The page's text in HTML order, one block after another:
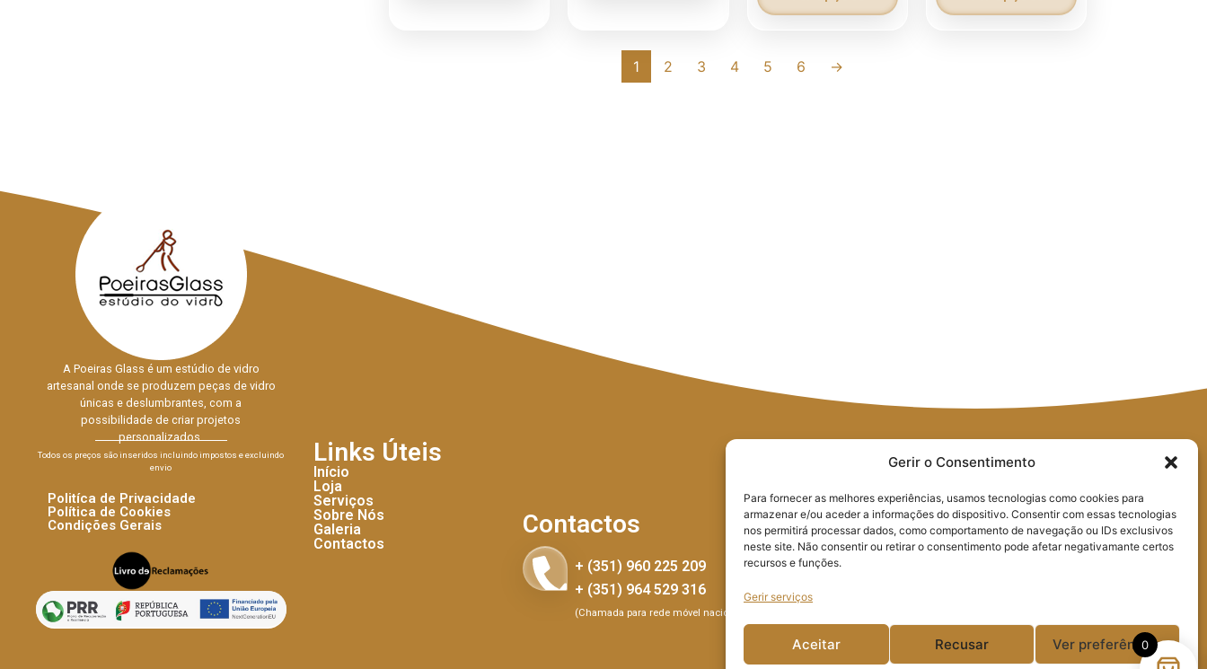
Gerir o Consentimento
Para fornecer as melhores experiências, usamos tecnologias como cookies para
armazenar e/ou aceder a informações do dispositivo. Consentir com essas tecnologias
nos permitirá processar dados, como comportamento de navegação ou IDs exclusivos
neste site. Não consentir ou retirar o consentimento pode afetar negativamante certos
recursos e funções.
Gerir serviços
Aceitar Recusar Ver preferências
1 2 3 4 5 6 →
A Poeiras Glass é um estúdio de vidro
artesanal onde se produzem peças de vidro
únicas e deslumbrantes, com a
possibilidade de criar projetos
personalizados.
Todos os preços são inseridos incluindo impostos e excluindo
envio
Politíca de Privacidade
Política de Cookies
Condições Gerais
Links Úteis
Início
Loja
Serviços
Sobre Nós
Galeria
Contactos
Contactos
+ (351) 960 225 209
+ (351) 964 529 316
(Chamada para rede móvel nacional)
geral@poeirasglass.pt
0